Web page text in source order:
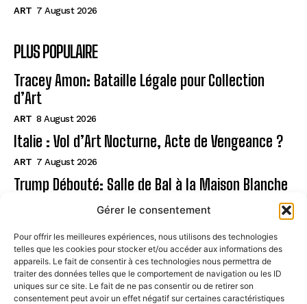
Gérer le consentement
Pour offrir les meilleures expériences, nous utilisons des technologies
telles que les cookies pour stocker et/ou accéder aux informations des
appareils. Le fait de consentir à ces technologies nous permettra de
traiter des données telles que le comportement de navigation ou les ID
uniques sur ce site. Le fait de ne pas consentir ou de retirer son
consentement peut avoir un effet négatif sur certaines caractéristiques
ART 7 August 2026
PLUS POPULAIRE
Tracey Amon: Bataille Légale pour Collection
d’Art
ART 8 August 2026
Italie : Vol d’Art Nocturne, Acte de Vengeance ?
ART 7 August 2026
Trump Débouté: Salle de Bal à la Maison Blanche
Page
CONTACT